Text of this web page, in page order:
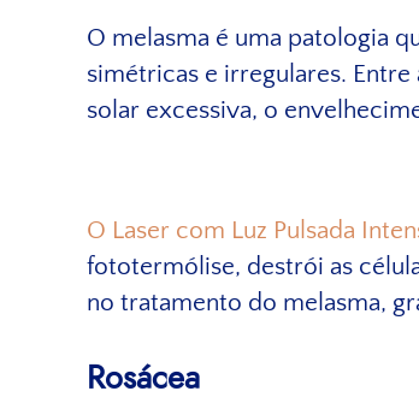
O melasma é uma patologia
simétricas e irregulares. Entre
solar excessiva, o
O Laser com Luz Pulsada
fototermólise, destrói as
no tratamento do melasma,
Rosácea